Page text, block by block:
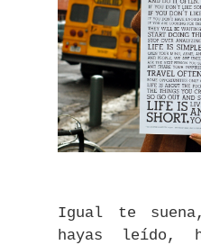
Igual te
hayas leído,